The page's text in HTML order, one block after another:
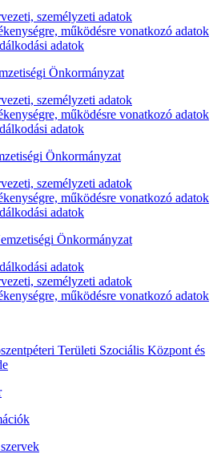
személyzeti adatok
működésre vonatkozó adatok
adatok
Önkormányzat
személyzeti adatok
működésre vonatkozó adatok
adatok
Önkormányzat
személyzeti adatok
működésre vonatkozó adatok
adatok
Önkormányzat
adatok
személyzeti adatok
működésre vonatkozó adatok
Területi Szociális Központ és